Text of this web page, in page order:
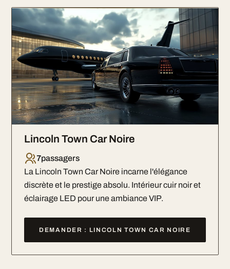
Lincoln Town Car Noire
7passagers
La Lincoln Town Car Noire incarne l'élégance
discrète et le prestige absolu. Intérieur cuir noir et
éclairage LED pour une ambiance VIP.
DEMANDER : LINCOLN TOWN CAR NOIRE